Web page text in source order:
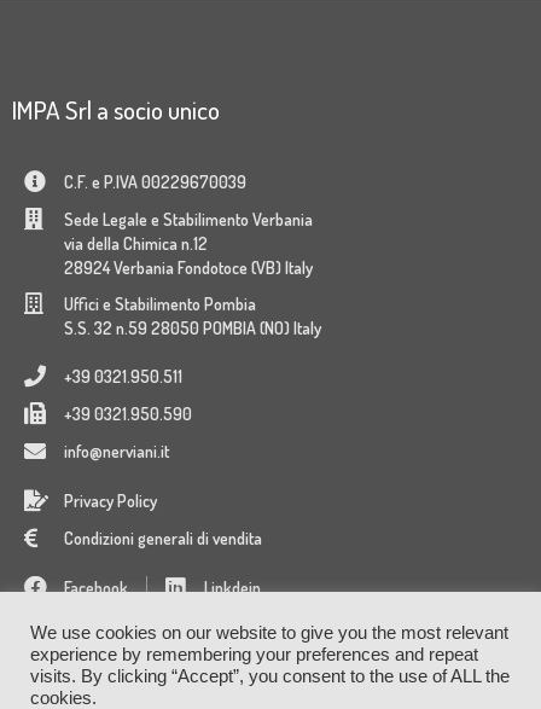
IMPA Srl a socio unico
C.F. e P.IVA 00229670039
Sede Legale e Stabilimento Verbania
via della Chimica n.12
28924 Verbania Fondotoce (VB) Italy
Uffici e Stabilimento Pombia
S.S. 32 n.59 28050 POMBIA (NO) Italy
+39 0321.950.511
+39 0321.950.590
info@nerviani.it
Privacy Policy
Condizioni generali di vendita
Facebook Linkdein
We use cookies on our website to give you the most relevant
experience by remembering your preferences and repeat
visits. By clicking “Accept”, you consent to the use of ALL the
cookies.